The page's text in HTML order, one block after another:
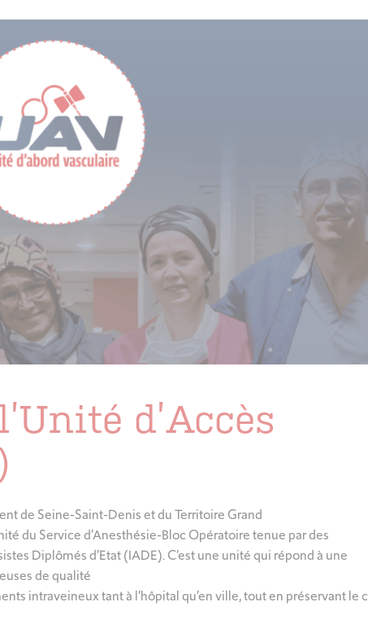
d’Accès
de Seine-Saint-Denis et du Territoire Grand
du Service d’Anesthésie-Bloc Opératoire tenue par des
Diplômés d’Etat (IADE). C’est une unité qui répond à une
de qualité
intraveineux tant à l’hôpital qu’en ville, tout en préservant le